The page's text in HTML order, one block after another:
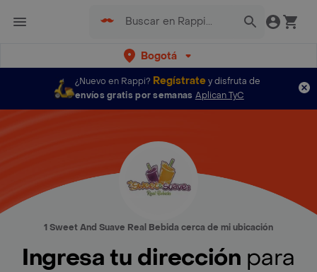
Bogotá
¿Nuevo en Rappi? Regístratey disfruta de
envíos gratis por semanas Aplican TyC
1 Sweet And Suave Real Bebida cerca de mi ubicación
Ingresa tu dirección para